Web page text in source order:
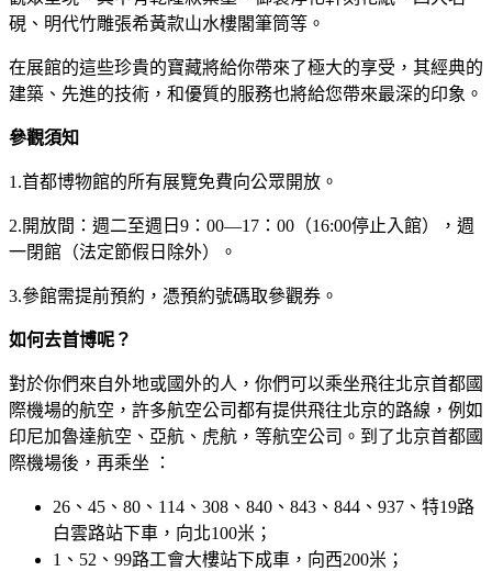
硯、明代竹雕張希黃款山水樓閣筆筒等。
在展館的這些珍貴的寶藏將給你帶來了極大的享受，其經典的
建築、先進的技術，和優質的服務也將給您帶來最深的印象。
參觀須知
1.首都博物館的所有展覽免費向公眾開放。
2.開放間：週二至週日9：00—17：00（16:00停止入館），週
一閉館（法定節假日除外）。
3.參館需提前預約，憑預約號碼取參觀券。
如何去首博呢？
對於你們來自外地或國外的人，你們可以乘坐飛往北京首都國
際機場的航空，許多航空公司都有提供飛往北京的路線，例如
印尼加魯達航空、亞航、虎航，等航空公司。到了北京首都國
際機場後，再乘坐 ：
26、45、80、114、308、840、843、844、937、特19路
白雲路站下車，向北100米；
1、52、99路工會大樓站下成車，向西200米；